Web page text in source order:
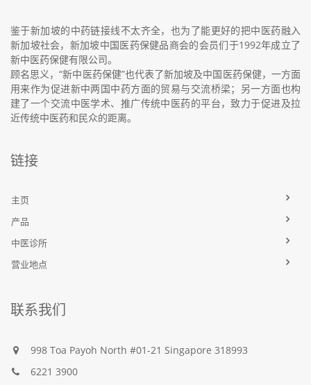
鉴于新加坡的中药链接线不太齐全，也为了能更好的把中医药融入
新加坡社会，新加坡中国医药保健品商会的会员们于1992年成立了
新中医药保健有限公司。
顾名思义，“新中医药保健”也代表了新加坡及中国医药保健，一方面
用来作为促进新中两国中药方面的贸易与交流桥梁；另一方面也构
建了一个交流中医学术、推广传统中医药的平台，致力于促进及拉
近传统中医药和民众的距离。
链接
主页
产品
中医诊所
营业地点
联系我们
998 Toa Payoh North #01-21 Singapore 318993
6221 3900